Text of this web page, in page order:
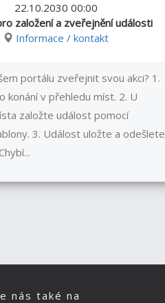
22.10.2030 00:00
založení a zveřejnění události
Informace / kontakt
portálu zveřejnit svou akci? 1.
konání v přehledu míst. 2. U
založte událost pomocí
3. Událost uložte a odešlete
nás také na